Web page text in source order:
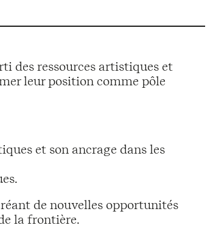
des ressources artistiques et
leur position comme pôle
et son ancrage dans les
de nouvelles opportunités
la frontière.